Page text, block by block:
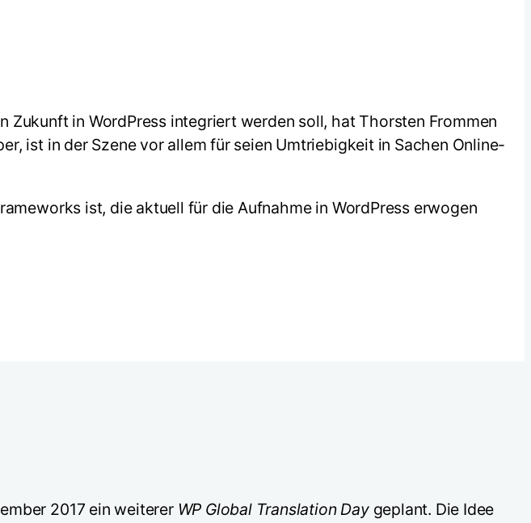
in WordPress integriert werden soll, hat Thorsten Frommen
ist in der Szene vor allem für seien Umtriebigkeit in Sachen Online-
ist, die aktuell für die Aufnahme in WordPress erwogen
2017 ein weiterer WP Global Translation Daygeplant. Die Idee